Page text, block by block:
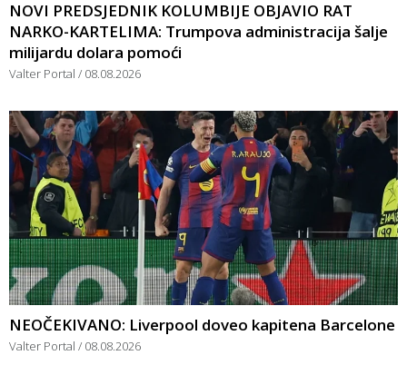
NOVI PREDSJEDNIK KOLUMBIJE OBJAVIO RAT
NARKO-KARTELIMA: Trumpova administracija šalje
milijardu dolara pomoći
Valter Portal 08.08.2026
NEOČEKIVANO: Liverpool doveo kapitena Barcelone
Valter Portal 08.08.2026